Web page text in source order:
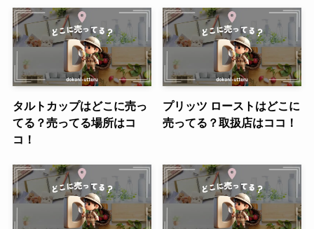
タルトカップはどこに売っ
てる？売ってる場所はコ
コ！
プリッツ ローストはどこに
売ってる？取扱店はココ！